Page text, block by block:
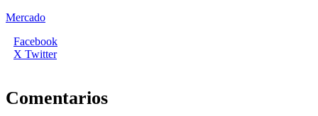
Mercado
Facebook
X Twitter
Comentarios